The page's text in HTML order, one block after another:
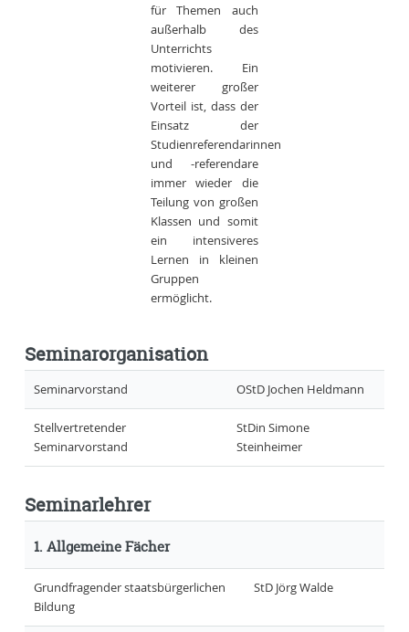
für Themen auch
außerhalb des
Unterrichts
motivieren. Ein
weiterer großer
Vorteil ist, dass der
Einsatz der
Studienreferendarinnen
und -referendare
immer wieder die
Teilung von großen
Klassen und somit
ein intensiveres
Lernen in kleinen
Gruppen
ermöglicht.
Seminarorganisation
Seminarvorstand OStD Jochen Heldmann
Stellvertretender
Seminarvorstand
StDin Simone
Steinheimer
Seminarlehrer
1. Allgemeine Fächer
Grundfragender staatsbürgerlichen
Bildung
StD Jörg Walde